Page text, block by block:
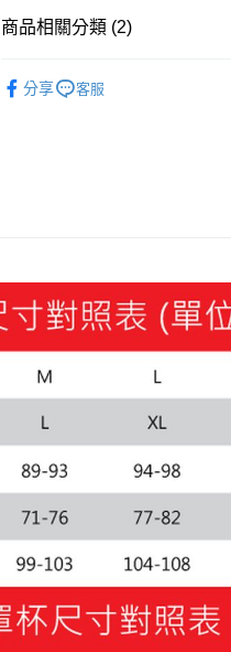
宅配(離島恕不配送)
商品相關分類 (2)
分享 客服